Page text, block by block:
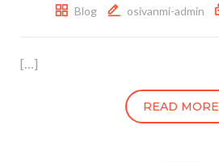
Blog osivanmi-admin
[…]
READ MORE